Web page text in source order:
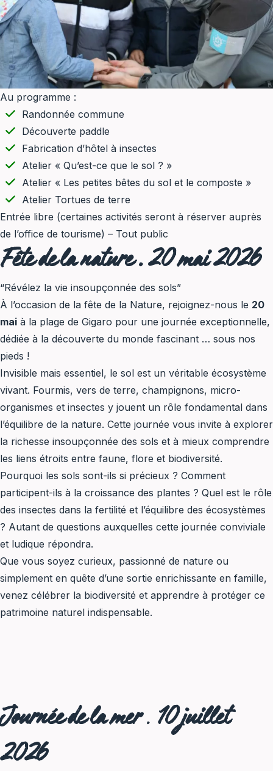
Au programme :
Randonnée commune
Découverte paddle
Fabrication d’hôtel à insectes
Atelier « Qu’est-ce que le sol ? »
Atelier « Les petites bêtes du sol et le composte »
Atelier Tortues de terre
Entrée libre (certaines activités seront à réserver auprès
de l’office de tourisme) – Tout public
Fête de la nature . 20 mai 2026
“Révélez la vie insoupçonnée des sols”
À l’occasion de la fête de la Nature, rejoignez-nous le 20
mai à la plage de Gigaro pour une journée exceptionnelle,
dédiée à la découverte du monde fascinant … sous nos
pieds !
Invisible mais essentiel, le sol est un véritable écosystème
vivant. Fourmis, vers de terre, champignons, micro-
organismes et insectes y jouent un rôle fondamental dans
l’équilibre de la nature. Cette journée vous invite à explorer
la richesse insoupçonnée des sols et à mieux comprendre
les liens étroits entre faune, flore et biodiversité.
Pourquoi les sols sont-ils si précieux ? Comment
participent-ils à la croissance des plantes ? Quel est le rôle
des insectes dans la fertilité et l’équilibre des écosystèmes
? Autant de questions auxquelles cette journée conviviale
et ludique répondra.
Que vous soyez curieux, passionné de nature ou
simplement en quête d’une sortie enrichissante en famille,
venez célébrer la biodiversité et apprendre à protéger ce
patrimoine naturel indispensable.
Journée de la mer. 10 juillet
2026